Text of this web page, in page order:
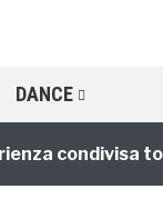
DANCE
condivisa torna